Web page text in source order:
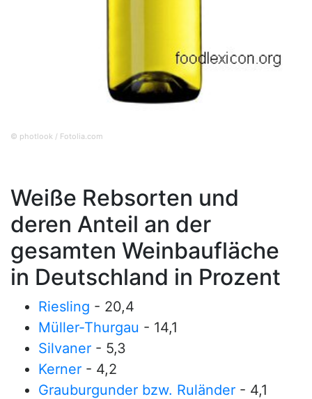
© photlook / Fotolia.com
Weiße Rebsorten und
deren Anteil an der
gesamten Weinbaufläche
in Deutschland in Prozent
Riesling - 20,4
Müller-Thurgau - 14,1
Silvaner - 5,3
Kerner - 4,2
Grauburgunder bzw. Ruländer - 4,1